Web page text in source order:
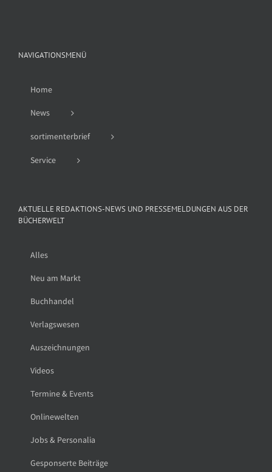
NAVIGATIONSMENÜ
Home
News
sortimenterbrief
Service
AKTUELLE REDAKTIONS-NEWS UND PRESSEMELDUNGEN AUS DER
BÜCHERWELT
Alles
Neu am Markt
Buchhandel
Verlagswesen
Auszeichnungen
Videos
Termine & Events
Onlinewelten
Jobs & Personalia
Gesponserte Beiträge